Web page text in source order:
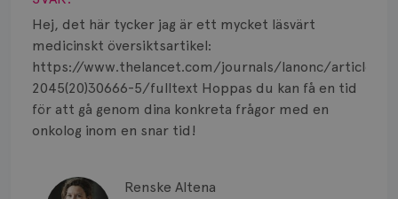
Hej, det här tycker jag är ett mycket läsvärt
medicinskt översiktsartikel:
https://www.thelancet.com/journals/lanonc/article/
2045(20)30666-5/fulltext Hoppas du kan få en tid
för att gå genom dina konkreta frågor med en
onkolog inom en snar tid!
Renske Altena